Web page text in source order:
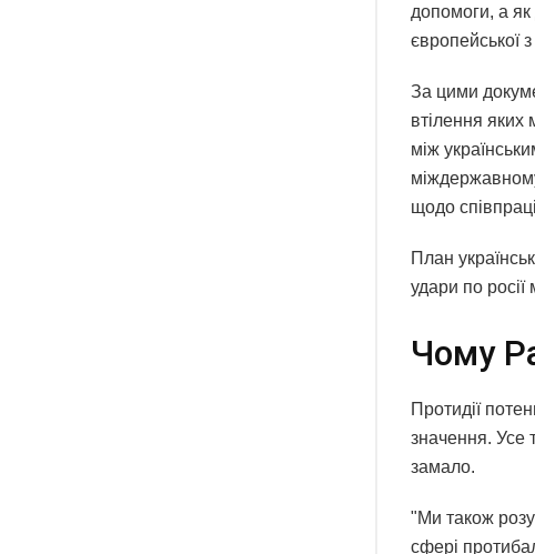
допомоги, а
європейської
За цими
втілення яких
між
щодо
План
удари по
Чому
Протидії
значення. Усе
замало.
"Ми також
сфері